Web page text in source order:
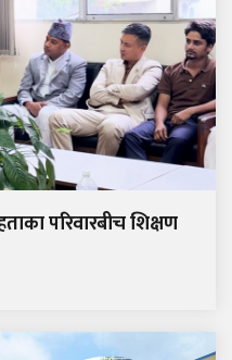
परिवारबीच शिक्षण